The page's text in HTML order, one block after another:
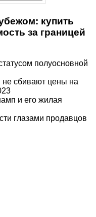
купить
за границей
полуосновной
сбивают цены на
и его жилая
глазами продавцов